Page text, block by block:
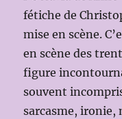
fétiche de
mise en scène.
en scène des
figure
souvent
sarcasme, ironie,